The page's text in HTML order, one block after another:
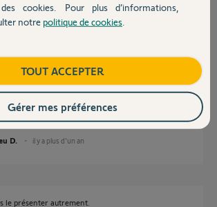
M. il y a plus d'un an
réponse, si je comprends bien il me faut un kit de
vocal pour ouvrir mon portail à la voix? Seul
n’est pas possible ? Merci de retour
D. il y a plus d'un an
le présenter autrement.
cookies. Pour plus d’informations,
notre politique de cookies
TOUT ACCEPTER
Gérer mes préférences